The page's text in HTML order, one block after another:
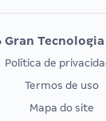
Gran
Política de
Termos de uso
Mapa do site